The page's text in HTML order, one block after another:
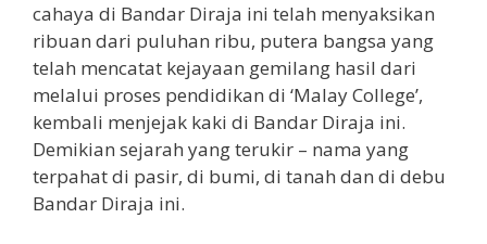
cahaya di Bandar Diraja ini telah menyaksikan
ribuan dari puluhan ribu, putera bangsa yang
telah mencatat kejayaan gemilang hasil dari
melalui proses pendidikan di ‘Malay College’,
kembali menjejak kaki di Bandar Diraja ini.
Demikian sejarah yang terukir – nama yang
terpahat di pasir, di bumi, di tanah dan di debu
Bandar Diraja ini.